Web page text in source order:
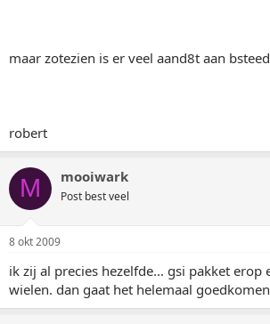
maar zotezien is er veel aand8t aan
robert
M mooiwark
Post best veel
8 okt 2009
ik zij al precies hezelfde... gsi pakket erop
wielen. dan gaat het helemaal